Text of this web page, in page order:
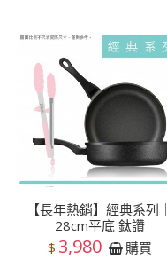
【長年熱銷】經典系列｜
28cm平底 鈦讚
$ 3,980 購買